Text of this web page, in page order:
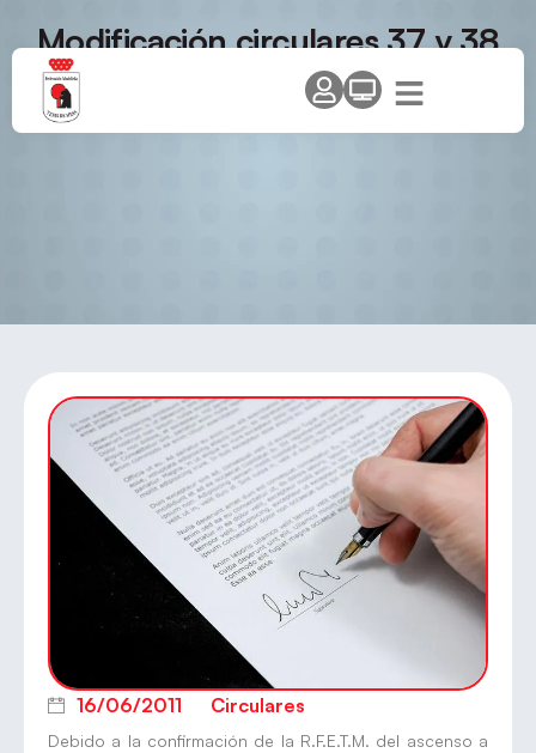
Modificación circulares 37 y 38
16/06/2011 Circulares
Debido a la confirmación de la R.F.E.T.M. del ascenso a